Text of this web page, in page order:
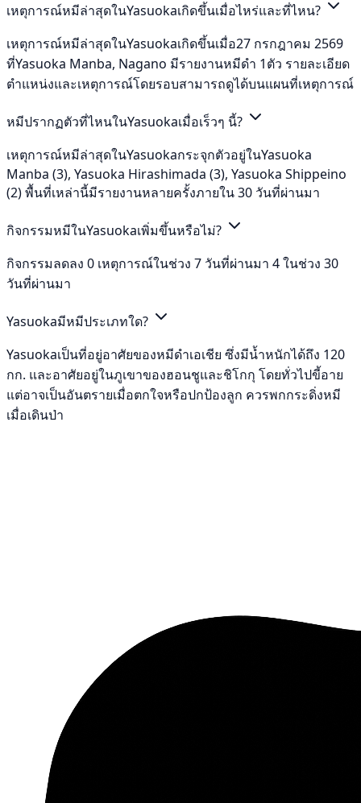
เหตุการณ์หมีล่าสุดในYasuokaเกิดขึ้นเมื่อไหร่และที่ไหน?
เหตุการณ์หมีล่าสุดในYasuokaเกิดขึ้นเมื่อ27 กรกฎาคม 2569
ที่Yasuoka Manba, Nagano มีรายงานหมีดำ 1ตัว รายละเอียด
ตำแหน่งและเหตุการณ์โดยรอบสามารถดูได้บนแผนที่เหตุการณ์
หมีปรากฏตัวที่ไหนในYasuokaเมื่อเร็วๆ นี้?
เหตุการณ์หมีล่าสุดในYasuokaกระจุกตัวอยู่ในYasuoka
Manba (3), Yasuoka Hirashimada (3), Yasuoka Shippeino
(2) พื้นที่เหล่านี้มีรายงานหลายครั้งภายใน 30 วันที่ผ่านมา
กิจกรรมหมีในYasuokaเพิ่มขึ้นหรือไม่?
กิจกรรมลดลง 0 เหตุการณ์ในช่วง 7 วันที่ผ่านมา 4 ในช่วง 30
วันที่ผ่านมา
Yasuokaมีหมีประเภทใด?
Yasuokaเป็นที่อยู่อาศัยของหมีดำเอเชีย ซึ่งมีน้ำหนักได้ถึง 120
กก. และอาศัยอยู่ในภูเขาของฮอนชูและชิโกกุ โดยทั่วไปขี้อาย
แต่อาจเป็นอันตรายเมื่อตกใจหรือปกป้องลูก ควรพกกระดิ่งหมี
เมื่อเดินป่า